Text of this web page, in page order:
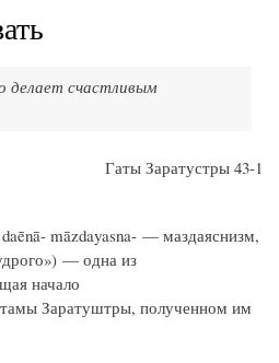
счастливым
Гаты Заратустры 43-1
māzdayasna- — маздаяснизм,
— одна из
начало
Заратуштры, полученном им